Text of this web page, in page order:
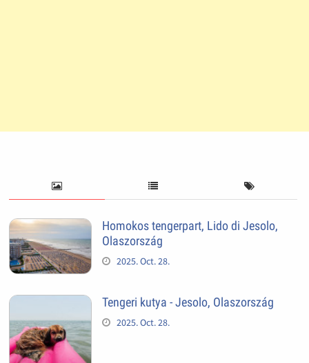
Homokos tengerpart, Lido di Jesolo,
Olaszország
2025. Oct. 28.
Tengeri kutya - Jesolo, Olaszország
2025. Oct. 28.